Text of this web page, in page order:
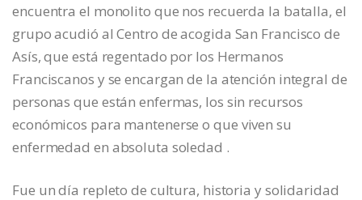
encuentra el monolito que nos recuerda la batalla, el
grupo acudió al Centro de acogida San Francisco de
Asís, que está regentado por los Hermanos
Franciscanos y se encargan de la atención integral de
personas que están enfermas, los sin recursos
económicos para mantenerse o que viven su
enfermedad en absoluta soledad .
Fue un día repleto de cultura, historia y solidaridad